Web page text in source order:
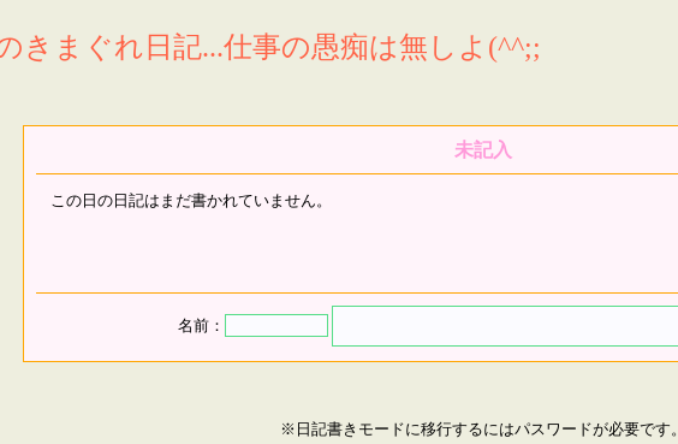
きまぐれ日記...仕事の愚痴は無しよ(^^;;
未記入
この日の日記はまだ書かれていません。
名前：
※日記書きモードに移行するにはパスワードが必要です。